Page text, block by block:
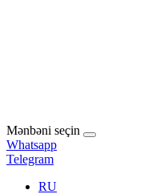
Mənbəni seçin
Whatsapp
Telegram
RU